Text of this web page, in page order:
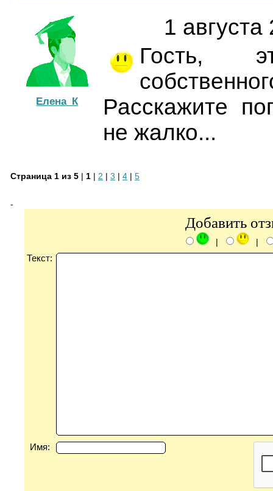
Елена_К
1
Гость,
Расскажите
не жалко...
Страница 1 из 5 | 1 | 2 | 3 | 4 | 5
-
Добавить
| |
Текст:
Имя: